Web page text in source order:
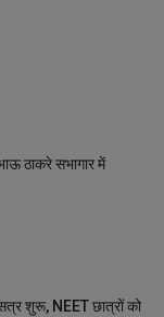
ठाकरे सभागार में
शुरू, NEET छात्रों को